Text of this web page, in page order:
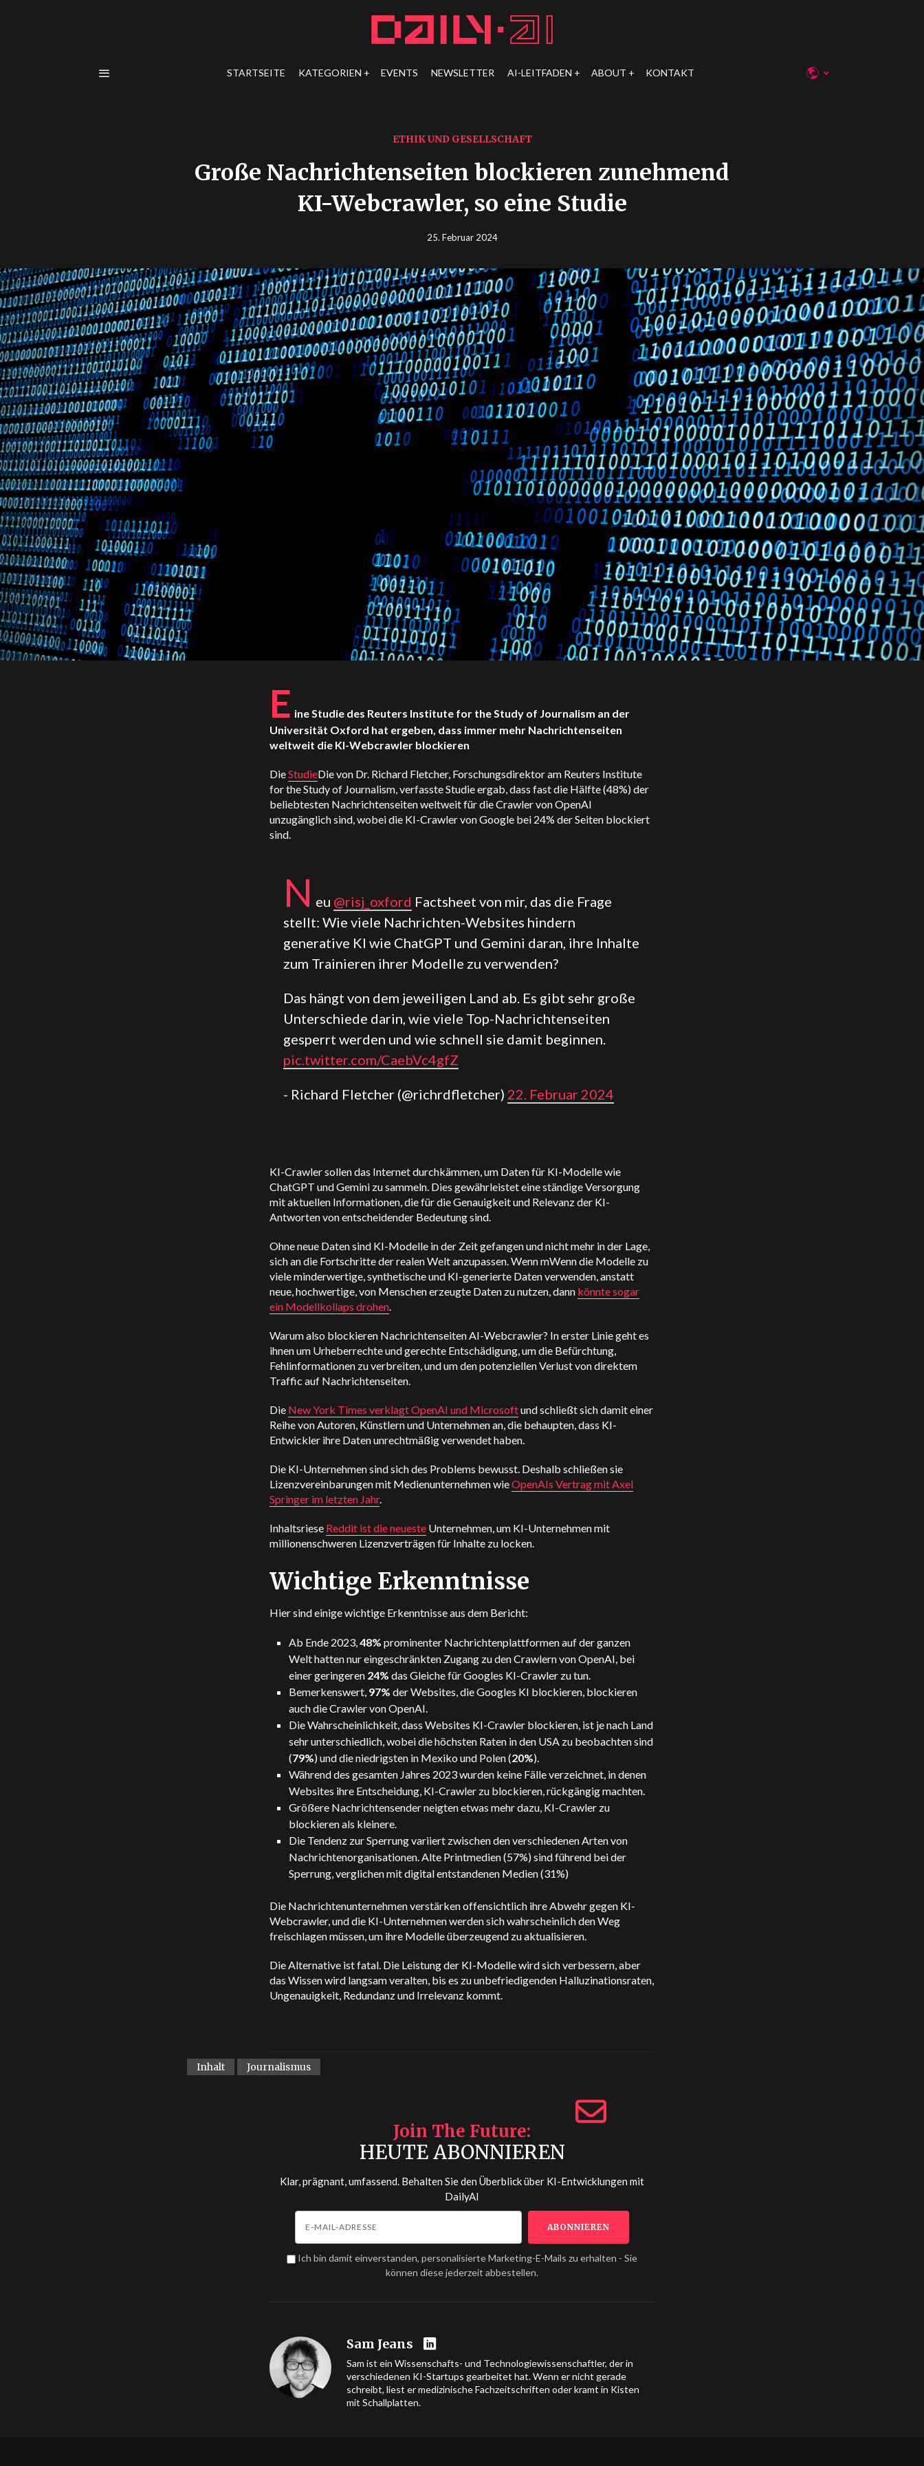
STARTSEITE KATEGORIEN EVENTS NEWSLETTER AI-LEITFADEN ABOUT KONTAKT
ETHIK UND GESELLSCHAFT
Große Nachrichtenseiten blockieren zunehmend
KI-Webcrawler, so eine Studie
25. Februar 2024
E ine Studie des Reuters Institute for the Study of Journalism an der
Universität Oxford hat ergeben, dass immer mehr Nachrichtenseiten
weltweit die KI-Webcrawler blockieren
DieStudieDie von Dr. Richard Fletcher, Forschungsdirektor am Reuters Institute
for the Study of Journalism, verfasste Studie ergab, dass fast die Hälfte (48%) der
beliebtesten Nachrichtenseiten weltweit für die Crawler von OpenAI
unzugänglich sind, wobei die KI-Crawler von Google bei 24% der Seiten blockiert
sind.
N eu @risj_oxford Factsheet von mir, das die Frage
stellt: Wie viele Nachrichten-Websites hindern
generative KI wie ChatGPT und Gemini daran, ihre Inhalte
zum Trainieren ihrer Modelle zu verwenden?
Das hängt von dem jeweiligen Land ab. Es gibt sehr große
Unterschiede darin, wie viele Top-Nachrichtenseiten
gesperrt werden und wie schnell sie damit beginnen.
pic.twitter.com/CaebVc4gfZ
- Richard Fletcher (@richrdfletcher) 22. Februar 2024
KI-Crawler sollen das Internet durchkämmen, um Daten für KI-Modelle wie
ChatGPT und Gemini zu sammeln. Dies gewährleistet eine ständige Versorgung
mit aktuellen Informationen, die für die Genauigkeit und Relevanz der KI-
Antworten von entscheidender Bedeutung sind.
Ohne neue Daten sind KI-Modelle in der Zeit gefangen und nicht mehr in der Lage,
sich an die Fortschritte der realen Welt anzupassen. Wenn mWenn die Modelle zu
viele minderwertige, synthetische und KI-generierte Daten verwenden, anstatt
neue, hochwertige, von Menschen erzeugte Daten zu nutzen, dann könnte sogar
ein Modellkollaps drohen.
Warum also blockieren Nachrichtenseiten AI-Webcrawler? In erster Linie geht es
ihnen um Urheberrechte und gerechte Entschädigung, um die Befürchtung,
Fehlinformationen zu verbreiten, und um den potenziellen Verlust von direktem
Traffic auf Nachrichtenseiten.
Die New York Times verklagt OpenAI und Microsoftund schließt sich damit einer
Reihe von Autoren, Künstlern und Unternehmen an, die behaupten, dass KI-
Entwickler ihre Daten unrechtmäßig verwendet haben.
Die KI-Unternehmen sind sich des Problems bewusst. Deshalb schließen sie
Lizenzvereinbarungen mit Medienunternehmen wieOpenAIs Vertrag mit Axel
Springer im letzten Jahr.
Inhaltsriese Reddit ist die neueste Unternehmen, um KI-Unternehmen mit
millionenschweren Lizenzverträgen für Inhalte zu locken.
Wichtige Erkenntnisse
Hier sind einige wichtige Erkenntnisse aus dem Bericht:
Ab Ende 2023,48% prominenter Nachrichtenplattformen auf der ganzen
Welt hatten nur eingeschränkten Zugang zu den Crawlern von OpenAI, bei
einer geringeren 24% das Gleiche für Googles KI-Crawler zu tun.
Bemerkenswert, 97% der Websites, die Googles KI blockieren, blockieren
auch die Crawler von OpenAI.
Die Wahrscheinlichkeit, dass Websites KI-Crawler blockieren, ist je nach Land
sehr unterschiedlich, wobei die höchsten Raten in den USA zu beobachten sind
(79%) und die niedrigsten in Mexiko und Polen (20%).
Während des gesamten Jahres 2023 wurden keine Fälle verzeichnet, in denen
Websites ihre Entscheidung, KI-Crawler zu blockieren, rückgängig machten.
Größere Nachrichtensender neigten etwas mehr dazu, KI-Crawler zu
blockieren als kleinere.
Die Tendenz zur Sperrung variiert zwischen den verschiedenen Arten von
Nachrichtenorganisationen. Alte Printmedien (57%) sind führend bei der
Sperrung, verglichen mit digital entstandenen Medien (31%)
Die Nachrichtenunternehmen verstärken offensichtlich ihre Abwehr gegen KI-
Webcrawler, und die KI-Unternehmen werden sich wahrscheinlich den Weg
freischlagen müssen, um ihre Modelle überzeugend zu aktualisieren.
Die Alternative ist fatal. Die Leistung der KI-Modelle wird sich verbessern, aber
das Wissen wird langsam veralten, bis es zu unbefriedigenden Halluzinationsraten,
Ungenauigkeit, Redundanz und Irrelevanz kommt.
Inhalt Journalismus
Join The Future
HEUTE ABONNIEREN
Klar, prägnant, umfassend. Behalten Sie den Überblick über KI-Entwicklungen mit
DailyAI
Ich bin damit einverstanden, personalisierte Marketing-E-Mails zu erhalten - Sie
können diese jederzeit abbestellen.
Sam Jeans
Sam ist ein Wissenschafts- und Technologiewissenschaftler, der in
verschiedenen KI-Startups gearbeitet hat. Wenn er nicht gerade
schreibt, liest er medizinische Fachzeitschriften oder kramt in Kisten
mit Schallplatten.